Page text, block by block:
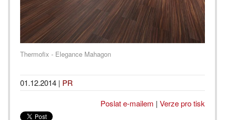
Thermofix - Elegance Mahagon
01.12.2014 | PR
Poslat e-mailem | Verze pro tisk